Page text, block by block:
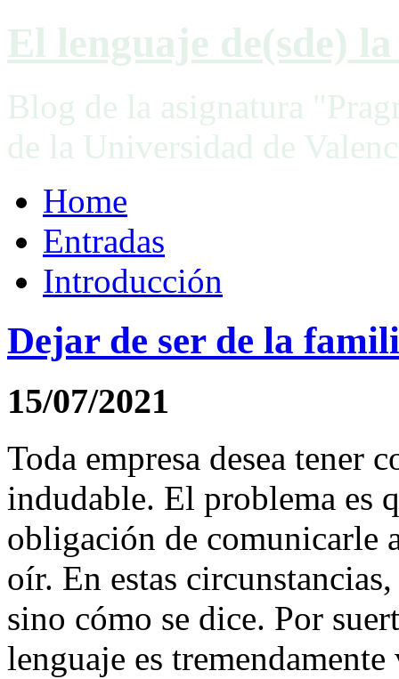
El lenguaje de(sde)
Blog de la asignatura
de la Universidad de
Home
Entradas
Introducción
Dejar de ser de la
15/07/2021
Toda empresa desea tener
indudable. El problema es
obligación de comunicarle
oír. En estas
sino cómo se dice. Por
lenguaje es